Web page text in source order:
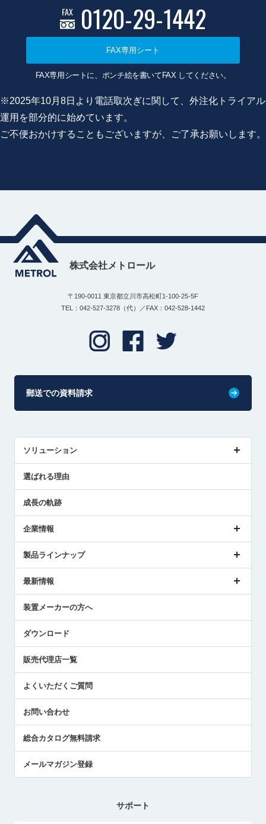
FAX 0120-29-1442
FAX専用シート
FAX専用シートに、ポンチ絵を書いてFAX してください。
※2025年10月8日より電話取次ぎに関して、外注化トライアル
運用を部分的に始めています。
ご不便おかけすることもございますが、ご了承お願いします。
株式会社メトロール
〒190-0011 東京都立川市高松町1-100-25-5F
TEL：042-527-3278（代）／FAX：042-528-1442
郵送での資料請求
ソリューション
解決策提案
選ばれる理由
成長の軌跡
企業情報
ごあいさつ
受賞履歴
採用情報
国/地域/言語
製品ラインナップ
ツールセッタ製品
エアマイクロセンサ製品
最新情報
メトロールの技術
社員ブログ
中小企業のBCP地震対策
センサのテクニカルガイド
社長ブログ
装置メーカーの方へ
ダウンロード
販売代理店一覧
よくいただくご質問
お問い合わせ
総合カタログ無料請求
メールマガジン登録
サポート